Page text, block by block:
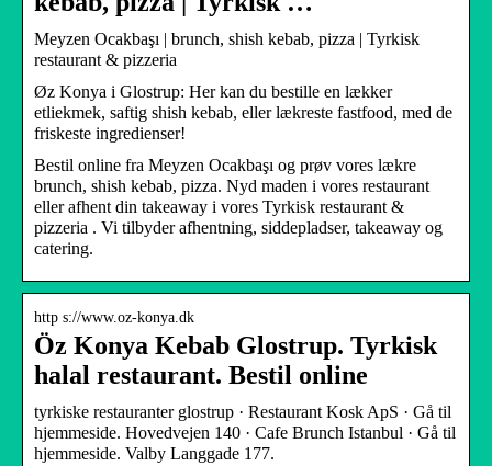
Meyzen Ocakbaşı | brunch, shish kebab, pizza | Tyrkisk
restaurant & pizzeria
Øz Konya i Glostrup: Her kan du bestille en lækker
etliekmek, saftig shish kebab, eller lækreste fastfood, med de
friskeste ingredienser!
Bestil online fra Meyzen Ocakbaşı og prøv vores lækre
brunch, shish kebab, pizza. Nyd maden i vores restaurant
eller afhent din takeaway i vores Tyrkisk restaurant &
pizzeria . Vi tilbyder afhentning, siddepladser, takeaway og
catering.
http s://www.oz-konya.dk
Öz Konya Kebab Glostrup. Tyrkisk
halal restaurant. Bestil online
tyrkiske restauranter glostrup · Restaurant Kosk ApS · Gå til
hjemmeside. Hovedvejen 140 · Cafe Brunch Istanbul · Gå til
hjemmeside. Valby Langgade 177.